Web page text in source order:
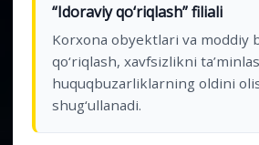
“Idoraviy qo‘riqlash” filiali
Korxona obyektlari va moddiy
qo‘riqlash, xavfsizlikni
huquqbuzarliklarning oldini
shug‘ullanadi.